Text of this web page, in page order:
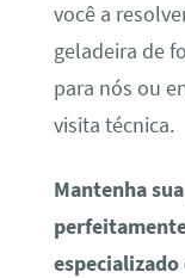
você a
geladeira de
para nós ou
visita técnica.
Mantenha